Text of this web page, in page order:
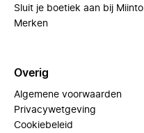
Sluit je boetiek aan bij Miinto
Merken
Overig
Algemene voorwaarden
Privacywetgeving
Cookiebeleid